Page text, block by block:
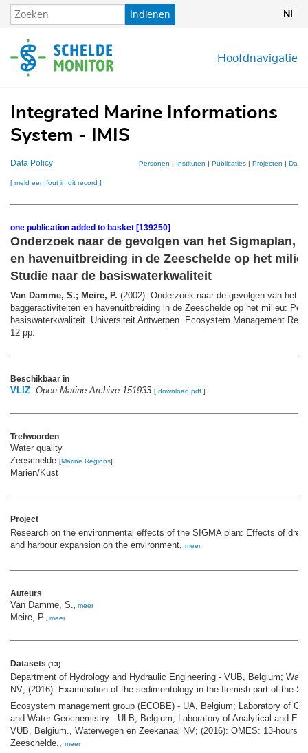
Overslaan
en
de
inhoud
Indienen NL
Hoofdnavigatie
Integrated Marine Informations
System - IMIS
Data Policy Personen | Instituten | Publicaties| Projecten |
[ meld een fout in dit record ]
one publication added to basket [139250]
Onderzoek naar de gevolgen van het Sigmaplan,
en havenuitbreiding in de Zeeschelde op het
Studie naar de basiswaterkwaliteit
Van Damme, S.; Meire, P. (2002). Onderzoek naar de gevolgen van het
baggeractiviteiten en havenuitbreiding in de Zeeschelde op het milieu:
basiswaterkwaliteit. Universiteit Antwerpen. Ecosystem Management
12 pp.
Beschikbaar in
VLIZ: Open Marine Archive 151933 [ download pdf ]
Trefwoorden
Water quality
Zeeschelde [Marine Regions]
Marien/Kust
Project
Research on the environmental effects of the SIGMA plan: Effects of
and harbour expansion on the environment,
meer
Auteurs
Van Damme, S. meer
Meire, P. meer
Datasets (13)
Department of Hydrology and Hydraulic Engineering - VUB, Belgium;
NV; (2016): Examination of the sedimentology in the flemish part of the
Ecosystem management group (ECOBE) - UA, Belgium; Laboratory of
and Water Geochemistry - ULB, Belgium; Laboratory of Analytical and
VUB, Belgium., Waterwegen en Zeekanaal NV; (2016): OMES: 13-hours
Zeeschelde.,
meer